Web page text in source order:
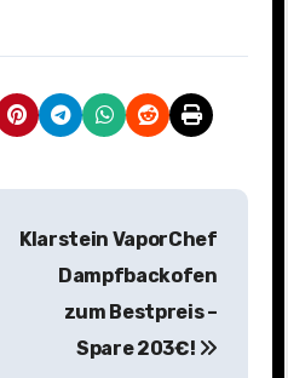
Klarstein VaporChef
Dampfbackofen
zum Bestpreis –
Spare 203€!